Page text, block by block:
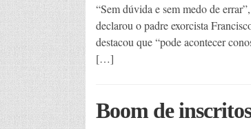
“Sem dúvida e sem medo de
declarou o padre exorcista
destacou que “pode acontecer
[…]
Boom de